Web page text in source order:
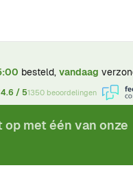
besteld, vandaag
4.6 / 51350 beoordelingen
op met één van onze